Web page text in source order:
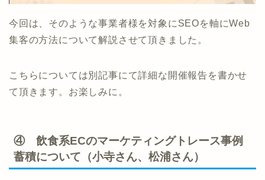
今回は、そのような事業者様を対象にSEOを軸にWeb
集客の方法について解説させて頂きました。
こちらについては別記事にて詳細な開催報告を書かせ
て頂きます。お楽しみに。
④ 飲食系ECのマーケティングトレース事例
蓄積について（小寺さん、松浦さん）